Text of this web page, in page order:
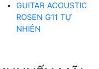
GUITAR ACOUSTIC
ROSEN G11 TỰ
NHIÊN